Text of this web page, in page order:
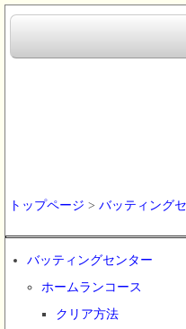
トップページ > バッティング
バッティングセンター
ホームランコース
クリア方法